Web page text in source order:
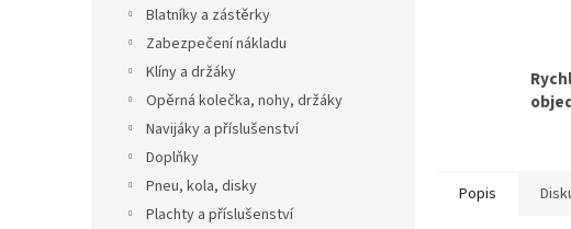
Blatníky a zástěrky
Zabezpečení nákladu
Klíny a držáky
Opěrná kolečka, nohy, držáky
Navijáky a příslušenství
Doplňky
Pneu, kola, disky
Plachty a příslušenství
Popis